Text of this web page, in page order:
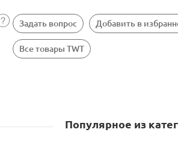
Задать вопрос Добавить в
Все товары TWT
Популярное из